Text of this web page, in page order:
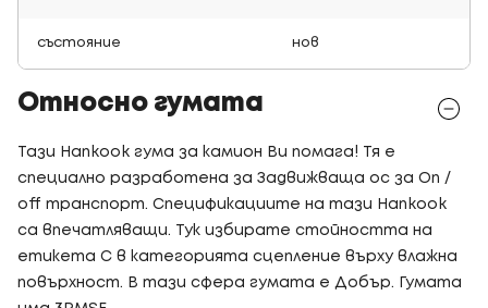
състояние нов
Относно гумата
Тази Hankook гума за камион Ви помага! Тя е
специално разработена за Задвижваща ос за On /
off транспорт. Спецификациите на тази Hankook
са впечатляващи. Тук избирате стойността на
етикета C в категорията сцепление върху влажна
повърхност. В тази сфера гумата е Добър. Гумата